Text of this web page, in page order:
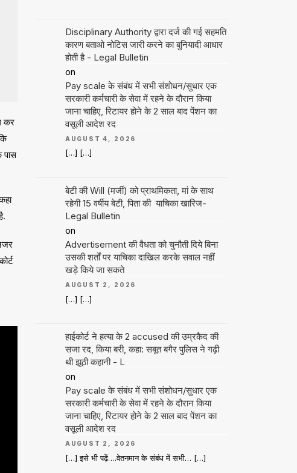
कर
पास
Disciplinary Authority द्वारा दर्ज की गई सहमति
कारण बताओ नोटिस जारी करने का बुनियादी आधार
होती है - Legal Bulletin
on
Pay scale के संबंध में सभी संशोधन/सुधार एक
सरकारी कर्मचारी के सेवा में रहने के दौरान किया
जाना चाहिए, रिटायर होने के 2 साल बाद पेंशन का
वसूली आदेश रद
AUGUST 4, 2026
[…] […]
बेटी की Will (मर्जी) को प्राथमिकता, मां के साथ
रहेगी 15 वर्षीय बेटी, पिता की याचिका खारिज-
Legal Bulletin
on
Advertisement की वैधता को चुनौती दिये बिना
उसकी शर्तों पर याचिका दाखिल करके सवाल नहीं
खड़े किये जा सकते
AUGUST 2, 2026
[…] […]
हाईकोर्ट ने हत्या के 2 accused की उम्रकैद की
सजा रद, किया बरी, कहा: सबूत बगैर पुलिस ने गढ़ी
थी झूठी कहानी - L
on
Pay scale के संबंध में सभी संशोधन/सुधार एक
सरकारी कर्मचारी के सेवा में रहने के दौरान किया
जाना चाहिए, रिटायर होने के 2 साल बाद पेंशन का
वसूली आदेश रद
AUGUST 2, 2026
[…] इसे भी पढ़ें….वेतनमान के संबंध में सभी… […]